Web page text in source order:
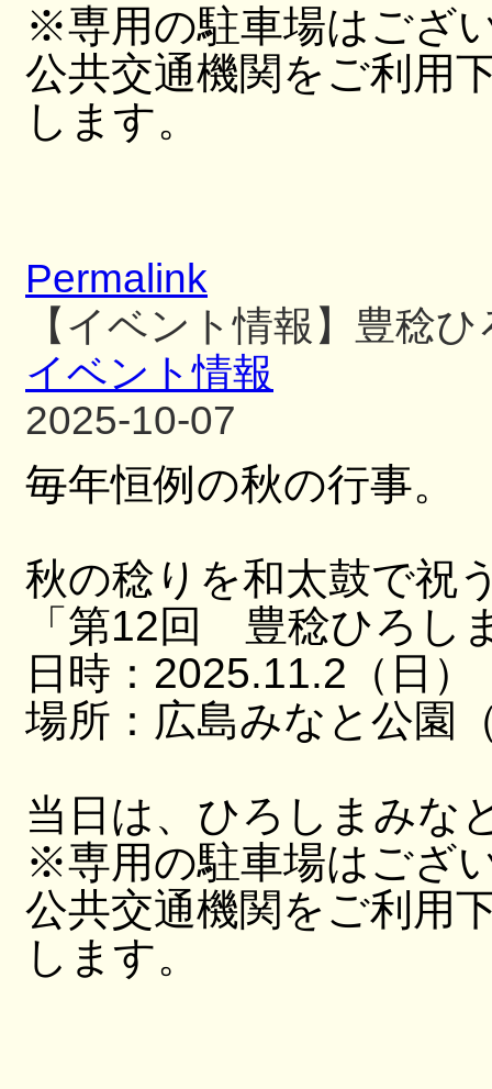
※専用の駐車場はござ
公共交通機関をご利用
します。
Permalink
【イベント情報】豊稔
イベント情報
2025-10-07
毎年恒例の秋の行事。
秋の稔りを和太鼓で祝
「第12回 豊稔ひろし
日時：2025.11.2（日
場所：広島みなと公園
当日は、ひろしまみな
※専用の駐車場はござ
公共交通機関をご利用
します。